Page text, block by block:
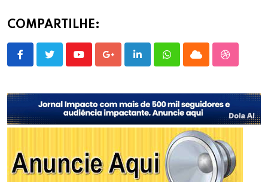
COMPARTILHE:
YoutubeGoogle+LinkedInWhatsappCloud